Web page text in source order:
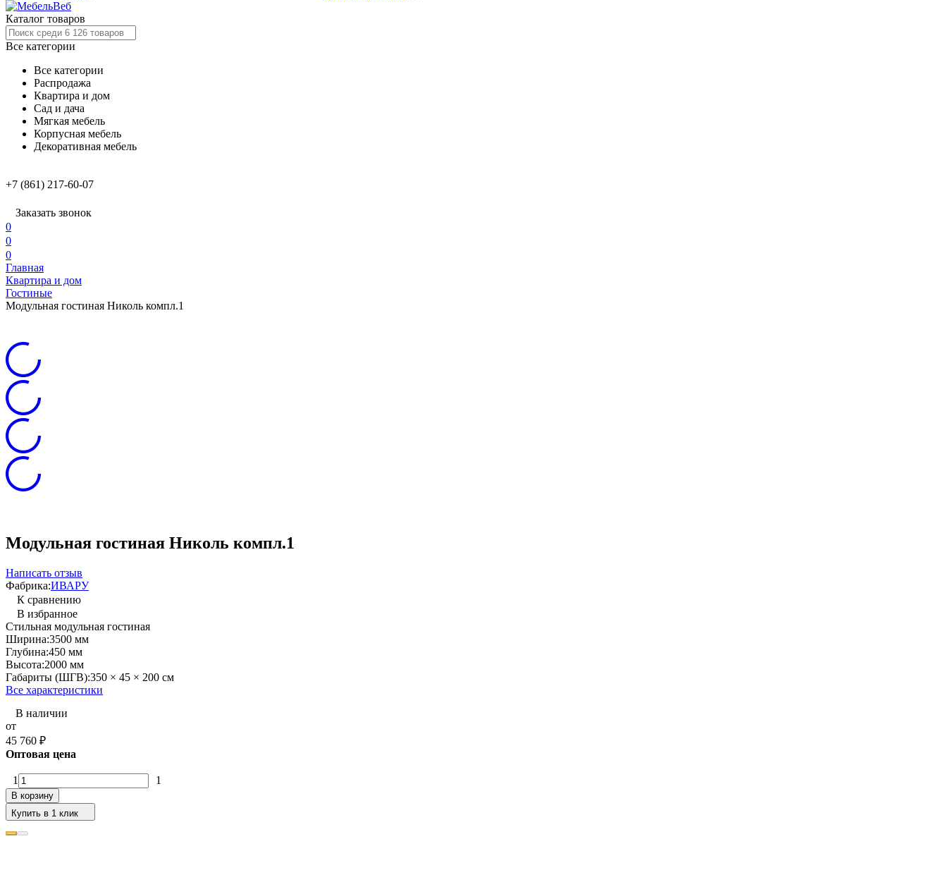
Каталог товаров
Все категории
Все категории
Распродажа
Квартира и дом
Сад и дача
Мягкая мебель
Корпусная мебель
Декоративная мебель
+7 (861) 217-60-07
Заказать звонок
0
0
0
Главная
Квартира и дом
Гостиные
Модульная гостиная Николь компл.1
Модульная гостиная Николь компл.1
Написать отзыв
Фабрика:ИВАРУ
К сравнению
В избранное
Стильная модульная гостиная
Ширина:3500 мм
Глубина:450 мм
Высота:2000 мм
Габариты (ШГВ):350 × 45 × 200 см
Все характеристики
В наличии
от
45 760 ₽
Оптовая цена
1 1
В корзину
Купить в 1 клик